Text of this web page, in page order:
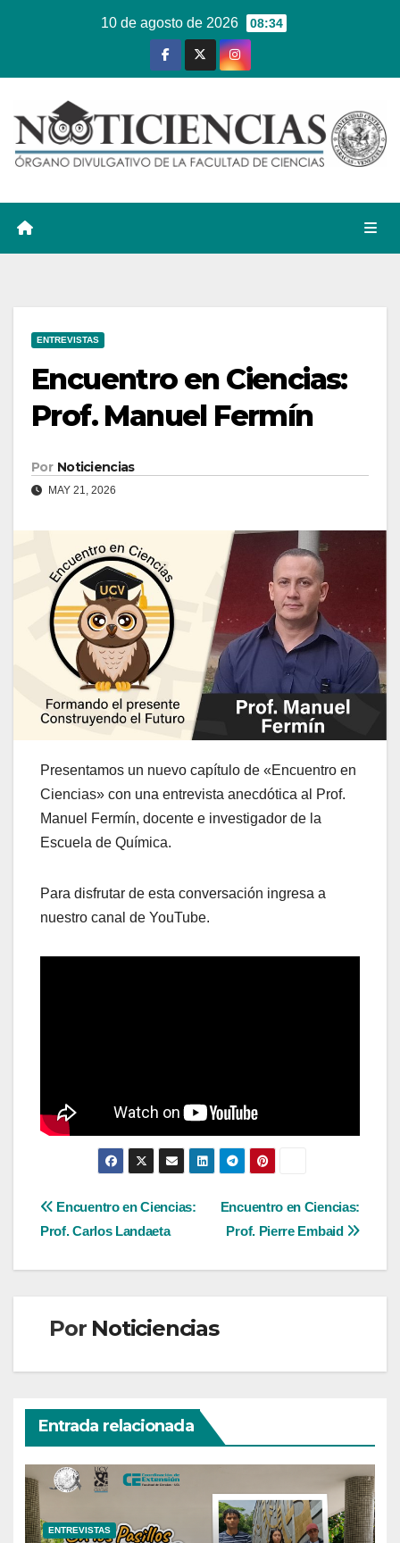
10 de agosto de 2026 08:34
ENTREVISTAS
Encuentro en Ciencias:
Prof. Manuel Fermín
Por Noticiencias
MAY 21, 2026
Presentamos un nuevo capítulo de «Encuentro en
Ciencias» con una entrevista anecdótica al Prof.
Manuel Fermín, docente e investigador de la
Escuela de Química.
Para disfrutar de esta conversación ingresa a
nuestro canal de YouTube.
Navegación
Encuentro en Ciencias:
Prof. Pierre Embaid
Encuentro en Ciencias:
Prof. Carlos Landaeta
Por Noticiencias
Entrada relacionada
ENTREVISTAS